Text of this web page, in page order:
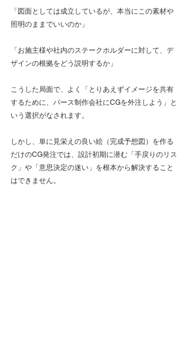
「図面としては成立しているが、本当にこの素材や
照明のままでいいのか」
「お施主様や社内のステークホルダーに対して、デ
ザインの根拠をどう説明するか」
こうした局面で、よく「とりあえずイメージを共有
するために、パース制作会社にCGを外注しよう」と
いう選択がなされます。
しかし、単に見栄えの良い絵（完成予想図）を作る
だけのCG発注では、設計初期に潜む「手戻りのリス
ク」や「意思決定の迷い」を根本から解決すること
はできません。